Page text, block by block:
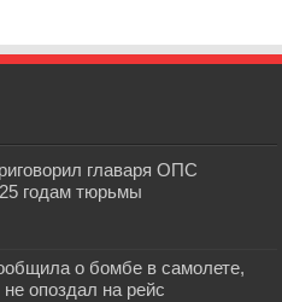
главаря ОПС
годам тюрьмы
о бомбе в самолете,
опоздал на рейс